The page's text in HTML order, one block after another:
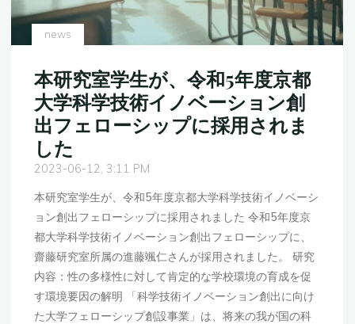
れ
ま
た"
news
本研究室学生が、令和5年度京都
大学科学技術イノベーション創
出フェローシップに採用されま
した
2023-06-12, 3:11 PM
本研究室学生が、令和5年度京都大学科学技術イノベーシ
ョン創出フェローシップに採用されました 令和5年度京
都大学科学技術イノベーション創出フェローシップに、
齋藤研究室所属の進藤颯仁さんが採用されました。 研究
内容：性の多様性に対して肯定的な学校環境の育成を促
す環境要因の解明 「科学技術イノベーション創出に向け
た大学フェローシップ創設事業」は、将来の我が国の科